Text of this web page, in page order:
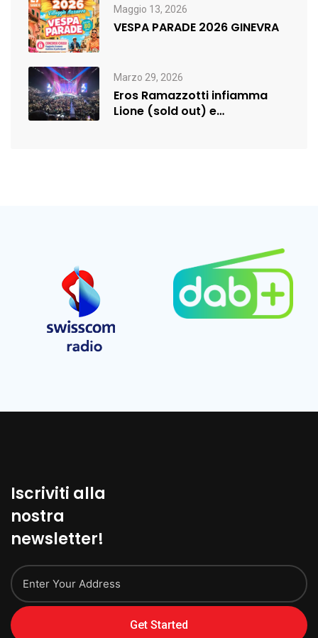
Maggio 13, 2026
VESPA PARADE 2026 GINEVRA
Marzo 29, 2026
Eros Ramazzotti infiamma
Lione (sold out) e
Iscriviti alla
nostra
newsletter!
Get Started